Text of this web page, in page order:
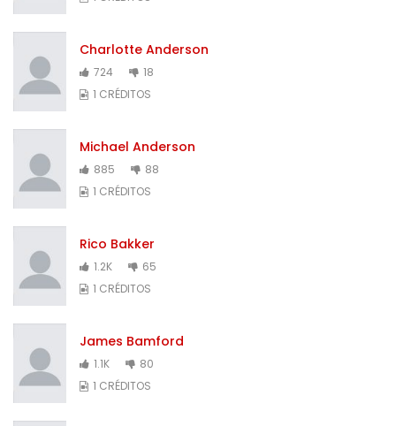
Charlotte Anderson
724
18
1 CRÉDITOS
Michael Anderson
885
88
1 CRÉDITOS
Rico Bakker
1.2K
65
1 CRÉDITOS
James Bamford
1.1K
80
1 CRÉDITOS